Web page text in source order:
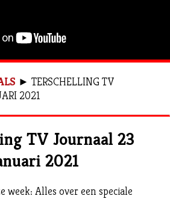
CONTACT
► TERSCHELLING TV
2021
TV Journaal 23
2021
week: Alles over een speciale